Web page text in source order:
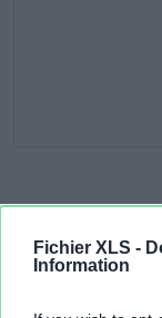
Fichier XLS -
Information
Aperçu texte